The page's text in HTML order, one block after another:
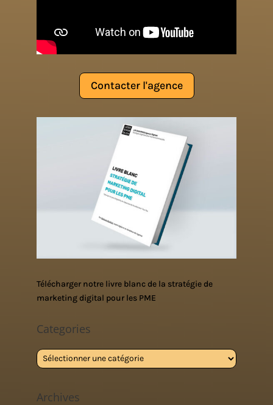
Contacter l'agence
Télécharger notre livre blanc de la stratégie de
marketing digital pour les PME
Categories
Categories
Archives